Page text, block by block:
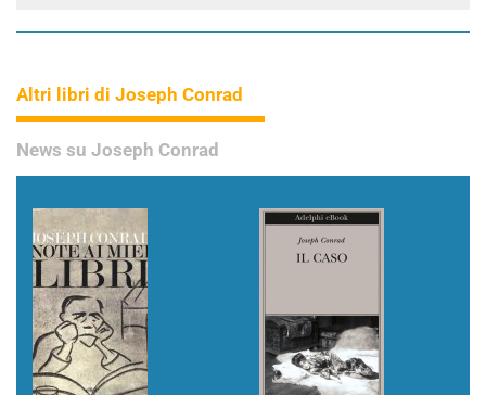
Altri libri di Joseph Conrad
News su Joseph Conrad